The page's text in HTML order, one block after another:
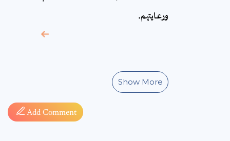
ورعايتهم.
Show More
Add Comment